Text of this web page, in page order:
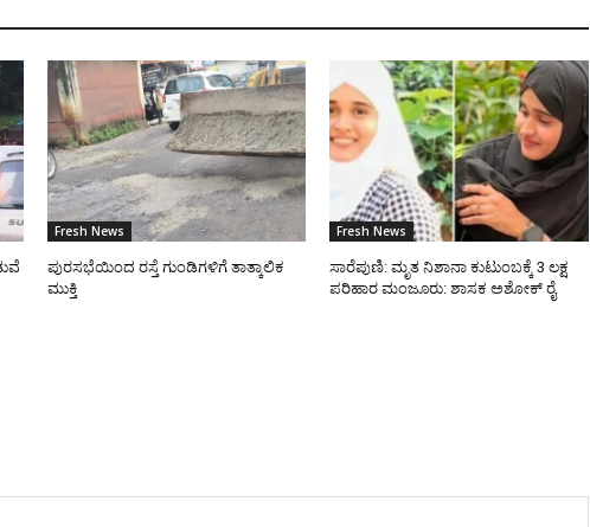
Fresh News
ಪುರಸಭೆಯಿಂದ ರಸ್ತೆ ಗುಂಡಿಗಳಿಗೆ ತಾತ್ಕಾಲಿಕ
ಮುಕ್ತಿ
Fresh News
ಸಾರೆಪುಣಿ: ಮೃತ ನಿಶಾನಾ ಕುಟುಂಬಕ್ಕೆ 3 ಲಕ್ಷ
ಪರಿಹಾರ ಮಂಜೂರು: ಶಾಸಕ ಅಶೋಕ್ ರೈ